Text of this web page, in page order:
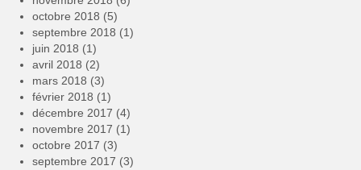
octobre 2018 (5)
septembre 2018 (1)
juin 2018 (1)
avril 2018 (2)
mars 2018 (3)
février 2018 (1)
décembre 2017 (4)
novembre 2017 (1)
octobre 2017 (3)
septembre 2017 (3)